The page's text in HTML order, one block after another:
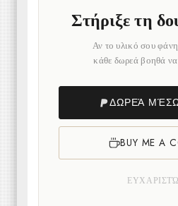
Στήριξε τη
Αν το υλικό σου
κάθε δωρεά βοηθά να
ΔΩΡΕΆ ΜΈΣΩ
BUY ME A